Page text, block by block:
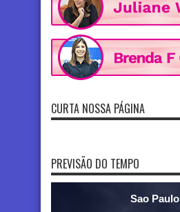
CURTA NOSSA PÁGINA
PREVISÃO DO TEMPO
Sao Paulo